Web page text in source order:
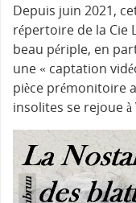
Depuis juin 2021,
répertoire de la Cie
beau périple, en
une « captation
pièce prémonitoire
insolites se rejoue